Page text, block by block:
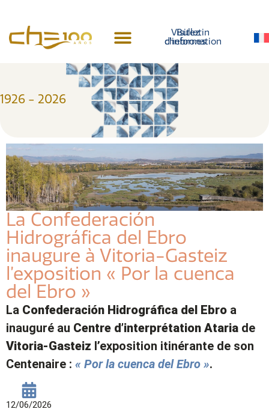
Bulletin
d'information
Visitez
chebro.es
1926 - 2026
La Confederación
Hidrográfica del Ebro
inaugure à Vitoria-Gasteiz
l’exposition « Por la cuenca
del Ebro »
La Confederación Hidrográfica del Ebro a
inauguré au Centre d’interprétation Ataria de
Vitoria-Gasteiz l’exposition itinérante de son
Centenaire : « Por la cuenca del Ebro ».
12/06/2026